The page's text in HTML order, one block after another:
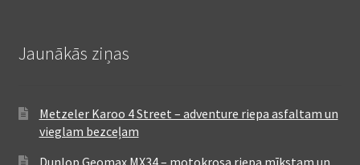
Jaunākās ziņas
Metzeler Karoo 4 Street – adventure riepa asfaltam un
vieglam bezceļam